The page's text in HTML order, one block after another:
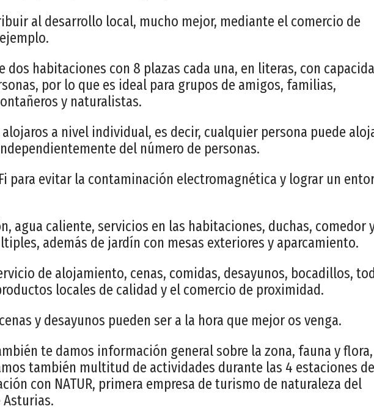
al desarrollo local, mucho mejor, mediante el comercio de
dos habitaciones con 8 plazas cada una, en literas, con
por lo que es ideal para grupos de amigos, familias,
y naturalistas.
a nivel individual, es decir, cualquier persona puede
del número de personas.
para evitar la contaminación electromagnética y lograr un
agua caliente, servicios en las habitaciones, duchas, comedor
además de jardín con mesas exteriores y aparcamiento.
de alojamiento, cenas, comidas, desayunos, bocadillos,
locales de calidad y el comercio de proximidad.
y desayunos pueden ser a la hora que mejor os venga.
te damos información general sobre la zona, fauna y flora,
también multitud de actividades durante las 4 estaciones
con NATUR, primera empresa de turismo de naturaleza del